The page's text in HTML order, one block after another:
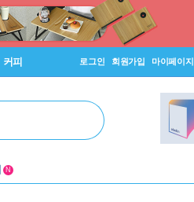
커피 로그인 회원가입 마이페이지
N